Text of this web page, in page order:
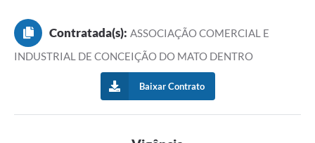
Procuradoria Jurídica - Consultoria Administrativa
Serviços da Secretaria Municipal de Fazenda
Contratada(s): ASSOCIAÇÃO COMERCIAL E
INDUSTRIAL DE CONCEIÇÃO DO MATO DENTRO
Baixar Contrato